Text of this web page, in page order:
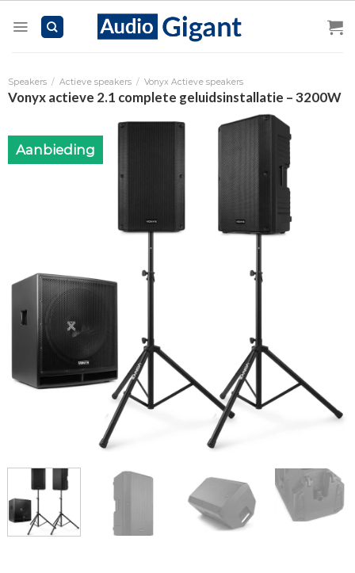
Speakers / Actieve speakers / Vonyx Actieve speakers
Vonyx actieve 2.1 complete geluidsinstallatie – 3200W
Aanbieding